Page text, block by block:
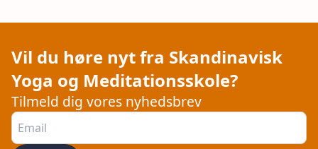
Vil du høre nyt fra Skandinavisk
Yoga og Meditationsskole?
Tilmeld dig vores nyhedsbrev